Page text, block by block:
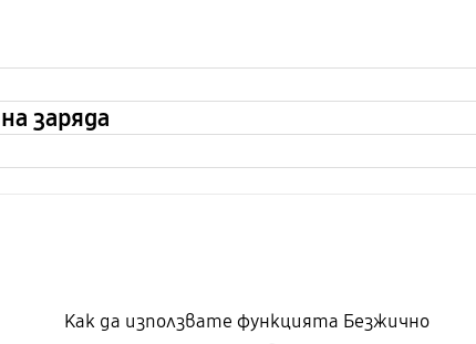
заряда
Как да използвате функцията Безжично